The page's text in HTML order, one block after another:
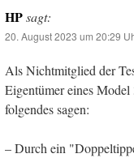
HPsagt:
20. August 2023 um 20:29
Als Nichtmitglied der
Eigentümer eines Model
folgendes sagen:
– Durch ein